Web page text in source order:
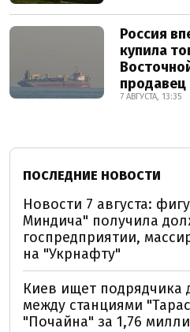
Россия
купила
продавец
7 АВГУСТА, 13:35
ПОСЛЕДНИЕ НОВОСТИ
Новости 7 августа:
Миндича" получила
госпредприятии,
на "Укрнафту"
Киев ищет подрядчика
между станциями
"Почайна" за 1,76